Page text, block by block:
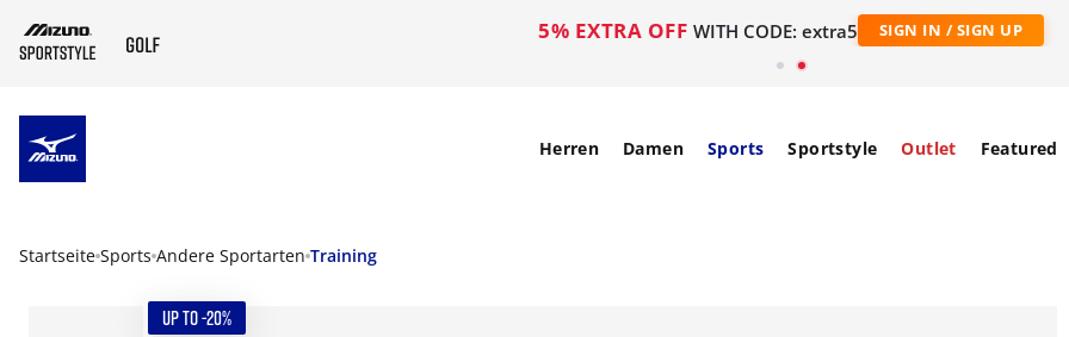
5% EXTRA OFF WITH CODE: extra5 SIGN IN / SIGN UP
Herren Damen Sports Sportstyle Outlet Featured
Startseite Sports Andere Sportarten Training
UP TO -20%